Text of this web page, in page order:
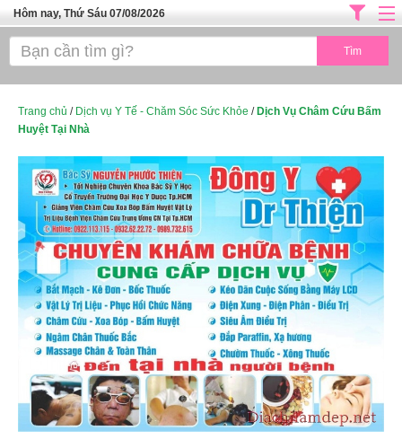
Hôm nay, Thứ Sáu 07/08/2026
Trang chủ
SPA TPHCM
TUYỂN DỤNG
Thể Dục Thẩm Mỹ
TOP SÀI GÒN
Mỹ Phẩm
Dịch Vụ Y Tế
Trang chủ / Dịch vụ Y Tế - Chăm Sóc Sức Khỏe / Dịch Vụ Châm Cứu Bấm
Huyệt Tại Nhà